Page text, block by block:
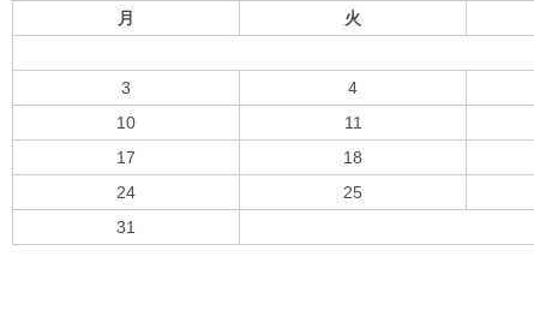
月 火
3
4
10
11
17
18
24
25
31